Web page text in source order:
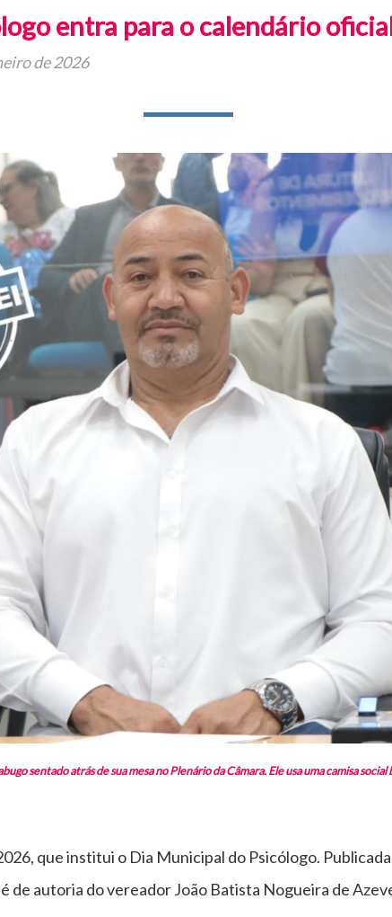
entra para o calendário
de 2026
sentado atrás de sua mesa no Plenário da Câmara. Ele usa uma camisa social
que institui o Dia Municipal do Psicólogo.
de autoria do vereador João Batista Nogueira de